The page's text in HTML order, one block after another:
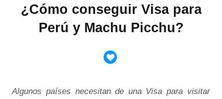
¿Cómo conseguir Visa para
Perú y Machu Picchu?
Algunos países necesitan de una Visa para visitar